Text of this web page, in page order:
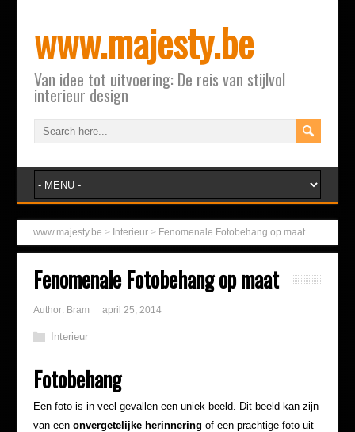
www.majesty.be
Van idee tot uitvoering: De reis van stijlvol
interieur design
www.majesty.be > Interieur > Fenomenale Fotobehang op maat
Fenomenale Fotobehang op maat
Author: Bram april 25, 2014
Interieur
Fotobehang
Een foto is in veel gevallen een uniek beeld. Dit beeld kan zijn
van eenonvergetelijke herinnering of een prachtige foto uit